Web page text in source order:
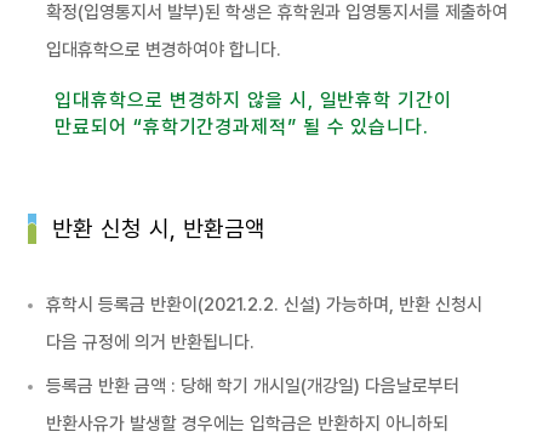
확정(입영통지서 발부)된 학생은 휴학원과 입영통지서를 제출하여
입대휴학으로 변경하여야 합니다.
입대휴학으로 변경하지 않을 시, 일반휴학 기간이
만료되어 “휴학기간경과제적” 될 수 있습니다.
반환 신청 시, 반환금액
휴학시 등록금 반환이(2021.2.2. 신설) 가능하며, 반환 신청시
다음 규정에 의거 반환됩니다.
등록금 반환 금액 : 당해 학기 개시일(개강일) 다음날로부터
반환사유가 발생할 경우에는 입학금은 반환하지 아니하되